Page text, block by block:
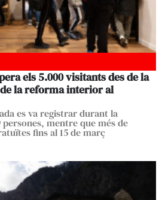
els 5.000 visitants des de la
la reforma interior al
es va registrar durant la
mentre que més de
fins al 15 de març